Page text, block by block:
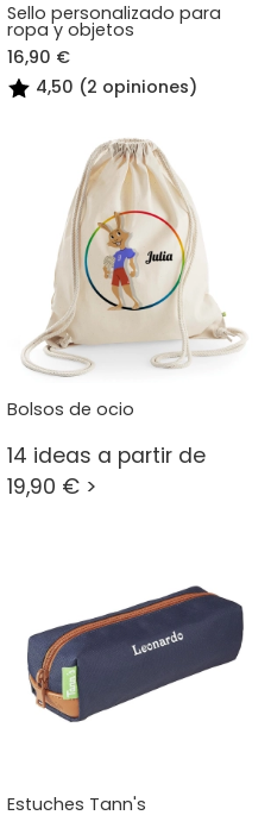
Sello personalizado para
ropa y objetos
16,90 €
4,50 (2 opiniones)
Bolsos de ocio
14 ideas a partir de
19,90 € >
Estuches Tann's